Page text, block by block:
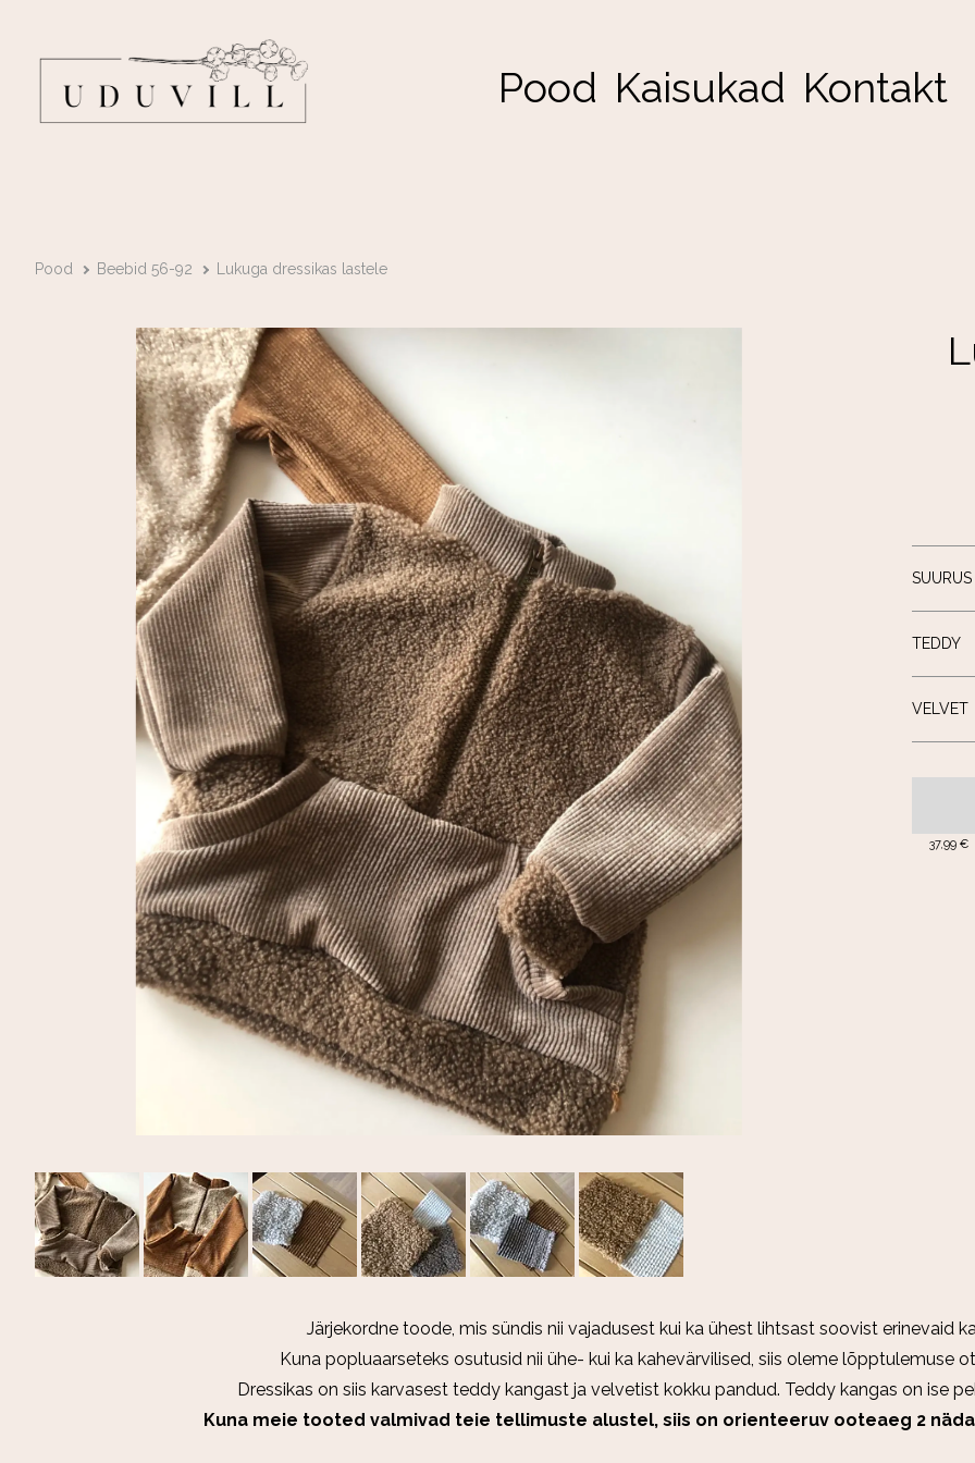
Pood Kaisukad Kontakt
Pood Beebid 56-92 Lukuga dressikas lastele
SUURUS
TEDDY
VELVET
37,99 €
Järjekordne toode, mis sündis nii vajadusest kui ka ühest lihtsast soovist erinevaid
Kuna popluaarseteks osutusid nii ühe- kui ka kahevärvilised, siis oleme lõpptulemuse
Dressikas on siis karvasest teddy kangast ja velvetist kokku pandud. Teddy kangas on ise
Kuna meie tooted valmivad teie tellimuste alustel, siis on orienteeruv ooteaeg 2